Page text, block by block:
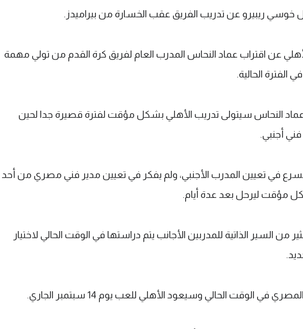
خوسي ريبيرو عن تدريب الفريق عقب الخسارة من بيراميدز.
عن اقتراب عماد النحاس المدرب العام لفريق كرة القدم من تولي مهمة
الفترة الحالية.
عماد النحاس سيتولى تدريب الأهلي بشكل مؤقت لفترة قصيرة جدا لحين
أجنبي.
في تعيين المدرب الأجنبي، ولم يفكر في تعيين مدير فني مصري من أحد
مؤقت ليرحل بعد عدة أيام.
من السير الذاتية للمدربين الأجانب يتم دراستها في الوقت الحالي لاختيار
في الوقت الحالي وسيعود الأهلي للعب يوم 14 سبتمبر الجاري.